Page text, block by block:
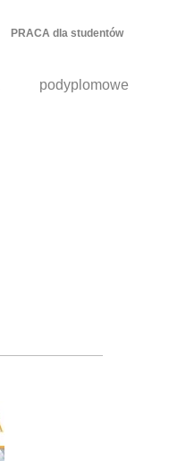
PRACA dla studentów
podyplomowe